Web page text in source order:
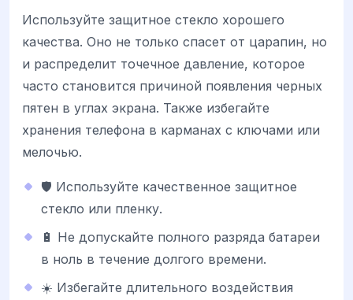
Используйте защитное стекло хорошего
качества. Оно не только спасет от царапин, но
и распределит точечное давление, которое
часто становится причиной появления черных
пятен в углах экрана. Также избегайте
хранения телефона в карманах с ключами или
мелочью.
🛡️ Используйте качественное защитное
стекло или пленку.
🔋 Не допускайте полного разряда батареи
в ноль в течение долгого времени.
☀️ Избегайте длительного воздействия